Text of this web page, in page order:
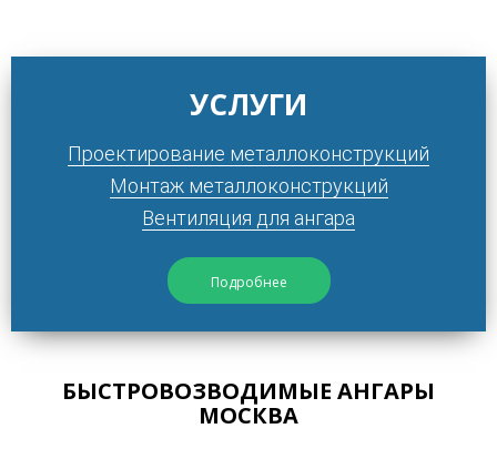
УСЛУГИ
Проектирование металлоконструкций
Монтаж металлоконструкций
Вентиляция для ангара
Подробнее
БЫСТРОВОЗВОДИМЫЕ АНГАРЫ
МОСКВА